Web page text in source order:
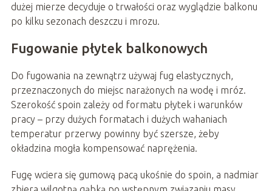
dużej mierze decyduje o trwałości oraz wyglądzie balkonu
po kilku sezonach deszczu i mrozu.
Fugowanie płytek balkonowych
Do fugowania na zewnątrz używaj fug elastycznych,
przeznaczonych do miejsc narażonych na wodę i mróz.
Szerokość spoin zależy od formatu płytek i warunków
pracy – przy dużych formatach i dużych wahaniach
temperatur przerwy powinny być szersze, żeby
okładzina mogła kompensować naprężenia.
Fugę wciera się gumową pacą ukośnie do spoin, a nadmiar